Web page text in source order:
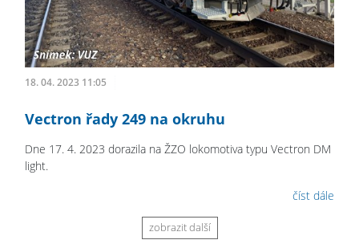
18. 04. 2023 11:05
Vectron řady 249 na okruhu
Dne 17. 4. 2023 dorazila na ŽZO lokomotiva typu Vectron DM
light.
číst dále
zobrazit další